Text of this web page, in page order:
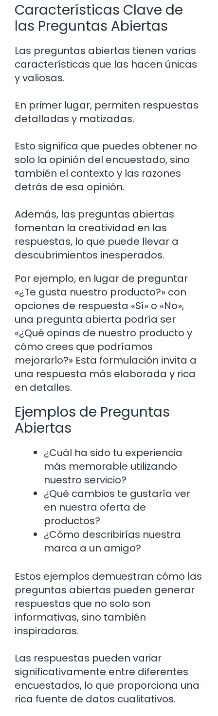
Características Clave de
las Preguntas Abiertas
Las preguntas abiertas tienen varias
características que las hacen únicas
y valiosas.
En primer lugar, permiten respuestas
detalladas y matizadas.
Esto significa que puedes obtener no
solo la opinión del encuestado, sino
también el contexto y las razones
detrás de esa opinión.
Además, las preguntas abiertas
fomentan la creatividad en las
respuestas, lo que puede llevar a
descubrimientos inesperados.
Por ejemplo, en lugar de preguntar
«¿Te gusta nuestro producto?» con
opciones de respuesta «Sí» o «No»,
una pregunta abierta podría ser
«¿Qué opinas de nuestro producto y
cómo crees que podríamos
mejorarlo?» Esta formulación invita a
una respuesta más elaborada y rica
en detalles.
Ejemplos de Preguntas
Abiertas
¿Cuál ha sido tu experiencia
más memorable utilizando
nuestro servicio?
¿Qué cambios te gustaría ver
en nuestra oferta de
productos?
¿Cómo describirías nuestra
marca a un amigo?
Estos ejemplos demuestran cómo las
preguntas abiertas pueden generar
respuestas que no solo son
informativas, sino también
inspiradoras.
Las respuestas pueden variar
significativamente entre diferentes
encuestados, lo que proporciona una
rica fuente de datos cualitativos.